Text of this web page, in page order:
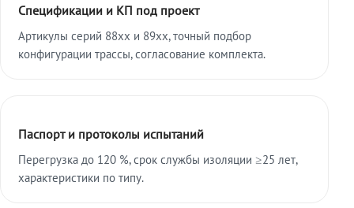
Спецификации и КП под проект
Артикулы серий 88xx и 89xx, точный подбор
конфигурации трассы, согласование комплекта.
Паспорт и протоколы испытаний
Перегрузка до 120 %, срок службы изоляции ≥25 лет,
характеристики по типу.